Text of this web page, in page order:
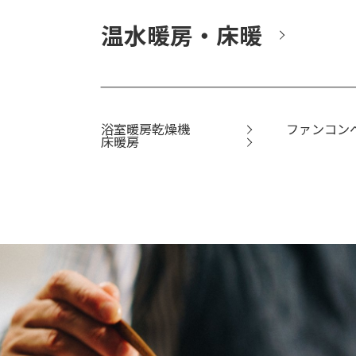
温水暖房・床暖
浴室暖房乾燥機 ファンコン
床暖房